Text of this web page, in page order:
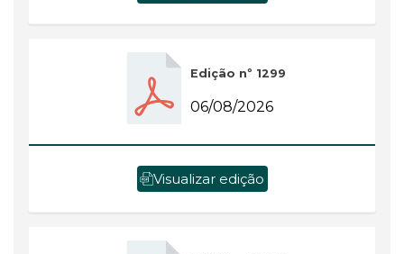
Edição nº 1299
06/08/2026
Visualizar edição